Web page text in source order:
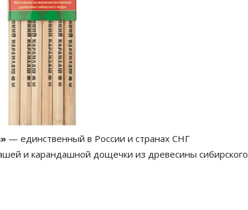
— единственный в России и странах СНГ
и карандашной дощечки из древесины сибирского